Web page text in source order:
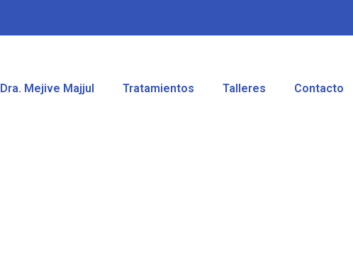
Dra. Mejive Majjul Tratamientos Talleres Contacto